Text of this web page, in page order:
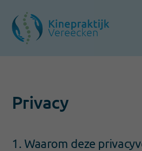
Privacy
1. Waarom deze